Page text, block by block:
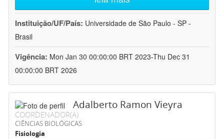
Instituição/UF/País: Universidade de São Paulo - SP -
Brasil
Vigência: Mon Jan 30 00:00:00 BRT 2023-Thu Dec 31
00:00:00 BRT 2026
Adalberto Ramon Vieyra
COORDENADOR(A)
CIÊNCIAS BIOLÓGICAS
Fisiologia